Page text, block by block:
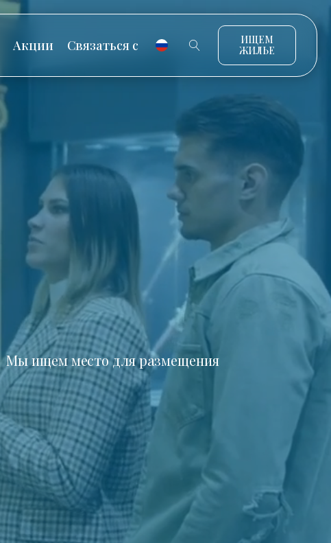
Акции Связаться с
ИЩЕМ
ЖИЛЬЕ
Мы ищем место для размещения